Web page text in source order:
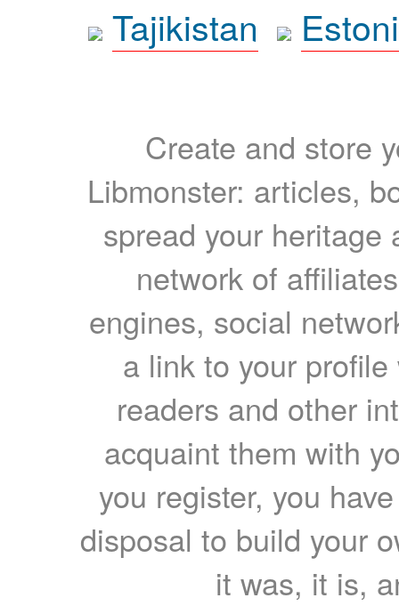
Tajikistan
Create and store
Libmonster: articles,
spread your heritage
network of
engines, social
a link to your
readers and other
acquaint them with
you register, you
disposal to build your
it was, it is,